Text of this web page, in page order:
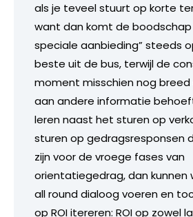
als je teveel stuurt op korte
want dan komt de boodschap
speciale aanbieding” steeds
beste uit de bus, terwijl de
moment misschien nog
aan andere informatie
leren naast het sturen op
sturen op gedragsresponsen
zijn voor de vroege fases van
orientatiegedrag, dan kunnen
all round dialoog voeren en
op ROI itereren: ROI op zowel